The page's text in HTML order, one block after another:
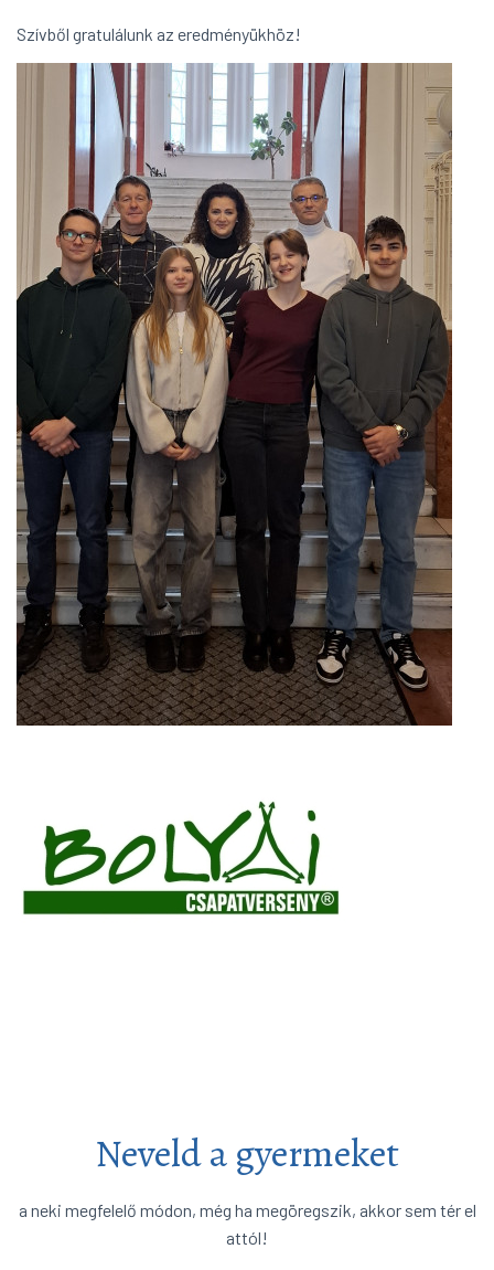
Szívből gratulálunk az eredményükhöz!
Neveld a gyermeket
a neki megfelelő módon, még ha megöregszik, akkor sem tér el
attól!